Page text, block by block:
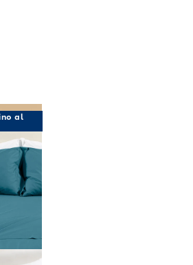
"Completo Lenzuola Matrimoniale
al